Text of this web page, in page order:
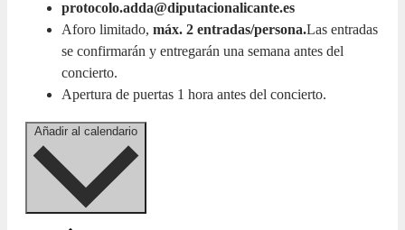
protocolo.adda@diputacionalicante.es
Aforo limitado, máx. 2 entradas/persona.Las entradas
se confirmarán y entregarán una semana antes del
concierto.
Apertura de puertas 1 hora antes del concierto.